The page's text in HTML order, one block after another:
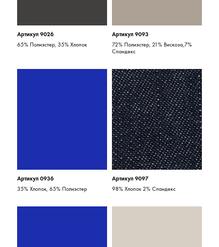
Артикул 9026
65% Полиэстер, 35% Хлопок
Артикул 9093
72% Полиэстер, 21% Вискоза,7%
Спандекс
Артикул 0936
35% Хлопок, 65% Полиэстер
Артикул 9097
98% Хлопок 2% Спандекс